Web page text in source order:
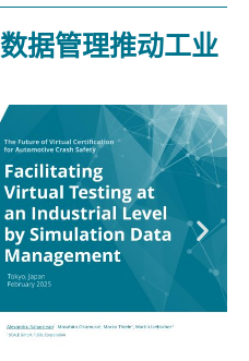
据管理推动工业